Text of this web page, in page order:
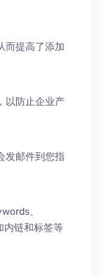
而提高了添加
以防止企业产
发邮件到您指
、
内链和标签等